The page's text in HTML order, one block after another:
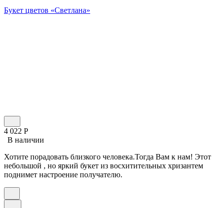
Букет цветов «Светлана»
4 022 Р
В наличии
Хотите порадовать близкого человека.Тогда Вам к нам! Этот
небольшой , но яркий букет из восхитительных хризантем
поднимет настроение получателю.